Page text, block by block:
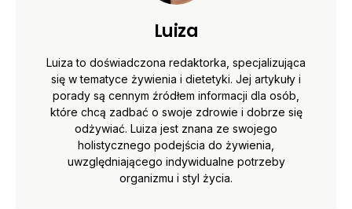
Luiza
Luiza to doświadczona redaktorka, specjalizująca
się w tematyce żywienia i dietetyki. Jej artykuły i
porady są cennym źródłem informacji dla osób,
które chcą zadbać o swoje zdrowie i dobrze się
odżywiać. Luiza jest znana ze swojego
holistycznego podejścia do żywienia,
uwzględniającego indywidualne potrzeby
organizmu i styl życia.